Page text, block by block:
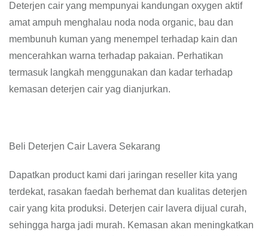
Deterjen cair yang mempunyai kandungan oxygen aktif
amat ampuh menghalau noda noda organic, bau dan
membunuh kuman yang menempel terhadap kain dan
mencerahkan warna terhadap pakaian. Perhatikan
termasuk langkah menggunakan dan kadar terhadap
kemasan deterjen cair yag dianjurkan.
Beli Deterjen Cair Lavera Sekarang
Dapatkan product kami dari jaringan reseller kita yang
terdekat, rasakan faedah berhemat dan kualitas deterjen
cair yang kita produksi. Deterjen cair lavera dijual curah,
sehingga harga jadi murah. Kemasan akan meningkatkan